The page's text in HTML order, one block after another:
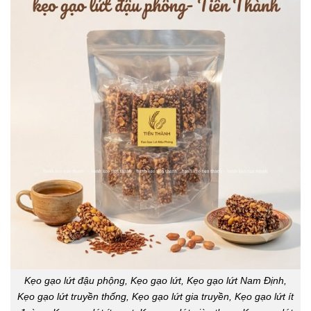
Kẹo gạo lứt đậu phộng, Kẹo gạo lứt, Kẹo gạo lứt Nam Định,
Kẹo gạo lứt truyền thống, Kẹo gạo lứt gia truyền, Kẹo gạo lứt ít